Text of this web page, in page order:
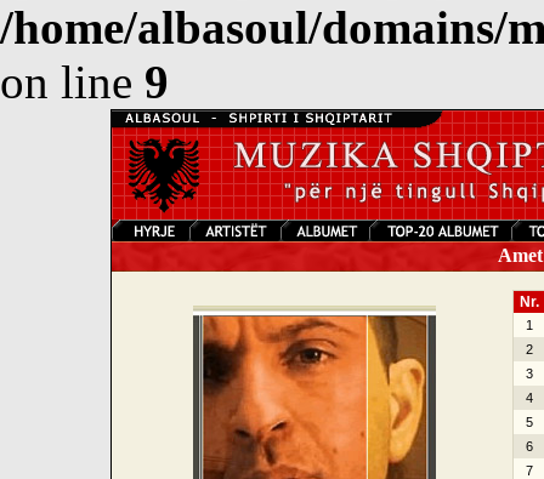
/home/albasoul/domains/
on line 9
Nr.
1
2
3
4
5
6
7